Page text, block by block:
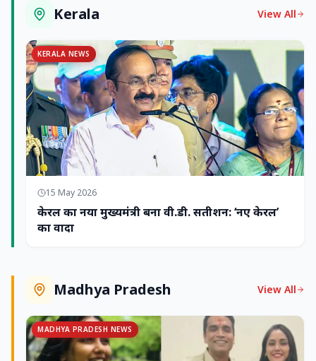
Kerala View All
KERALA NEWS
15 May 2026
केरल का नया मुख्यमंत्री बना वी.डी. सतीशन: ‘नए केरल’
का वादा
Madhya Pradesh View All
MADHYA PRADESH NEWS